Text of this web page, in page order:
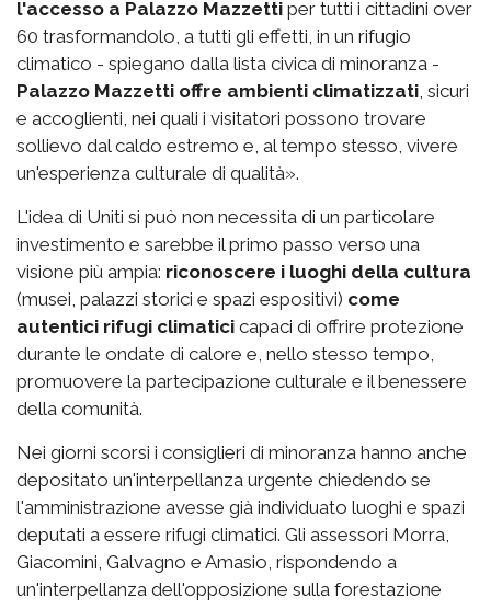
l'accesso a Palazzo Mazzetti per tutti i cittadini over
60 trasformandolo, a tutti gli effetti, in un rifugio
climatico - spiegano dalla lista civica di minoranza -
Palazzo Mazzetti offre ambienti climatizzati , sicuri
e accoglienti, nei quali i visitatori possono trovare
sollievo dal caldo estremo e, al tempo stesso, vivere
un'esperienza culturale di qualità».
L'idea di Uniti si può non necessita di un particolare
investimento e sarebbe il primo passo verso una
visione più ampia: riconoscere i luoghi della cultura
(musei, palazzi storici e spazi espositivi) come
autentici rifugi climatici capaci di offrire protezione
durante le ondate di calore e, nello stesso tempo,
promuovere la partecipazione culturale e il benessere
della comunità.
Nei giorni scorsi i consiglieri di minoranza hanno anche
depositato un'interpellanza urgente chiedendo se
l'amministrazione avesse già individuato luoghi e spazi
deputati a essere rifugi climatici. Gli assessori Morra,
Giacomini, Galvagno e Amasio, rispondendo a
un'interpellanza dell'opposizione sulla forestazione